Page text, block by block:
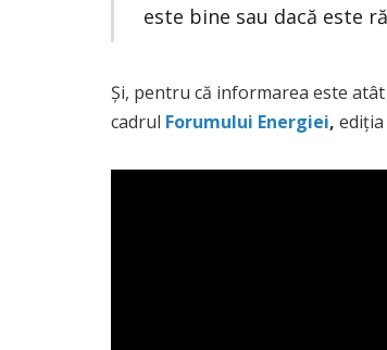
este bine sau dacă este
Și, pentru că informarea este
cadrul Forumului Energiei,